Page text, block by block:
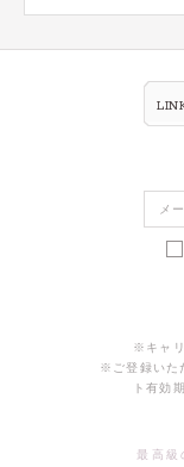
※キャリ
※ご登録いた
ト有効
最高